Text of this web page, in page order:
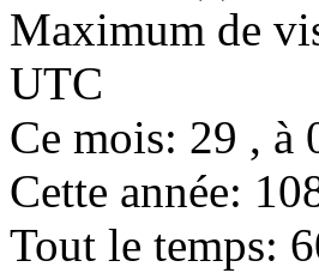
Maximum de
UTC
Ce mois: 29 , à
Cette année:
Tout le temps: